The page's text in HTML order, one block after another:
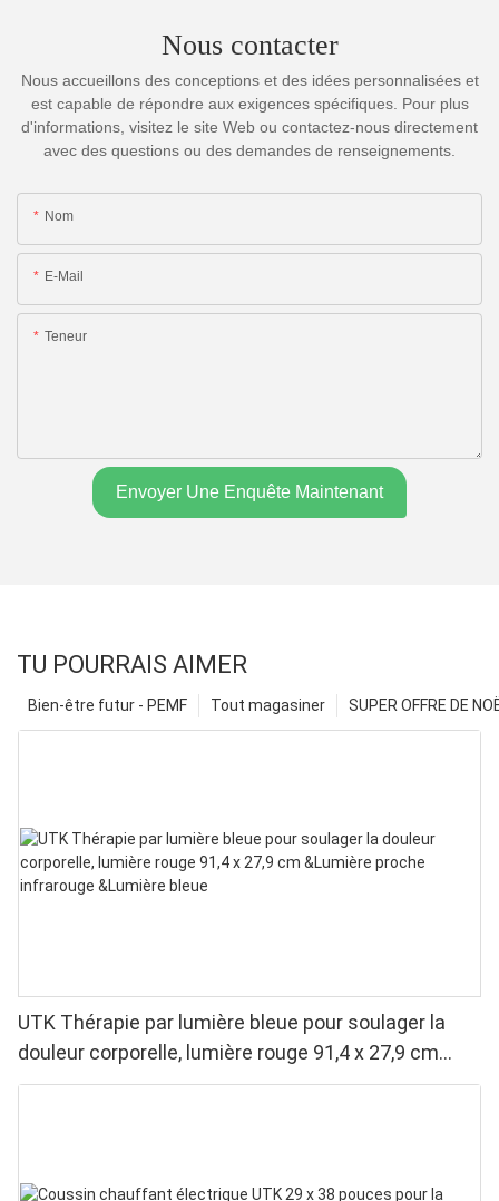
Nous contacter
Nous accueillons des conceptions et des idées personnalisées et
est capable de répondre aux exigences spécifiques. Pour plus
d'informations, visitez le site Web ou contactez-nous directement
avec des questions ou des demandes de renseignements.
Nom
E-Mail
Teneur
Envoyer Une Enquête Maintenant
TU POURRAIS AIMER
SUPER OFFRE DE
Tout magasiner
Bien-être futur - PEMF
UTK Thérapie par lumière bleue pour soulager la
douleur corporelle, lumière rouge 91,4 x 27,9 cm
&Lumière proche infrarouge &Lumière bleue